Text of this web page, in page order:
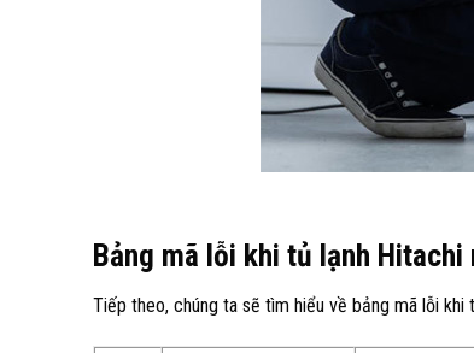
Bảng mã lỗi khi tủ lạnh Hitachi
Tiếp theo, chúng ta sẽ tìm hiểu về bảng mã lỗi khi